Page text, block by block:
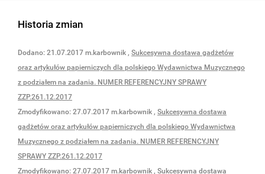
Historia zmian
Dodano: 21.07.2017 m.karbownik , Sukcesywna dostawa gadżetów
oraz artykułów papierniczych dla polskiego Wydawnictwa Muzycznego
z podziałem na zadania. NUMER REFERENCYJNY SPRAWY
ZZP.261.12.2017
Zmodyfikowano: 27.07.2017 m.karbownik , Sukcesywna dostawa
gadżetów oraz artykułów papierniczych dla polskiego Wydawnictwa
Muzycznego z podziałem na zadania. NUMER REFERENCYJNY
SPRAWY ZZP.261.12.2017
Zmodyfikowano: 27.07.2017 m.karbownik , Sukcesywna dostawa